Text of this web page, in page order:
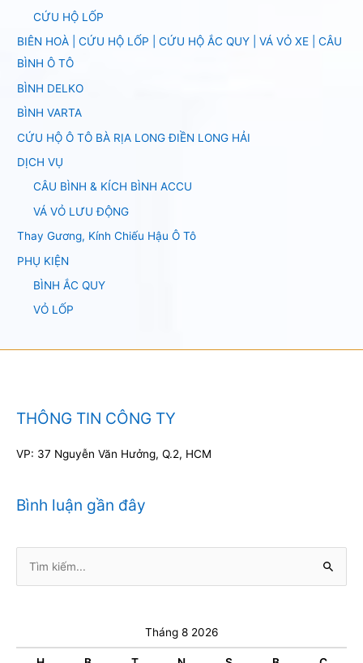
CỨU HỘ LỐP
BIÊN HOÀ | CỨU HỘ LỐP | CỨU HỘ ẮC QUY | VÁ VỎ XE | CÂU
BÌNH Ô TÔ
BÌNH DELKO
BÌNH VARTA
CỨU HỘ Ô TÔ BÀ RỊA LONG ĐIỀN LONG HẢI
DỊCH VỤ
CÂU BÌNH & KÍCH BÌNH ACCU
VÁ VỎ LƯU ĐỘNG
Thay Gương, Kính Chiếu Hậu Ô Tô
PHỤ KIỆN
BÌNH ẮC QUY
VỎ LỐP
THÔNG TIN CÔNG TY
VP: 37 Nguyễn Văn Hưởng, Q.2, HCM
Bình luận gần đây
kiếm:
Tháng 8 2026